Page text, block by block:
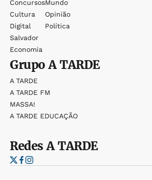
Concursos
Cultura
Digital
Salvador
Economia
Mundo
Opinião
Política
GrupoA TARDE
A TARDE
A TARDE FM
MASSA!
A TARDE EDUCAÇÃO
RedesA TARDE